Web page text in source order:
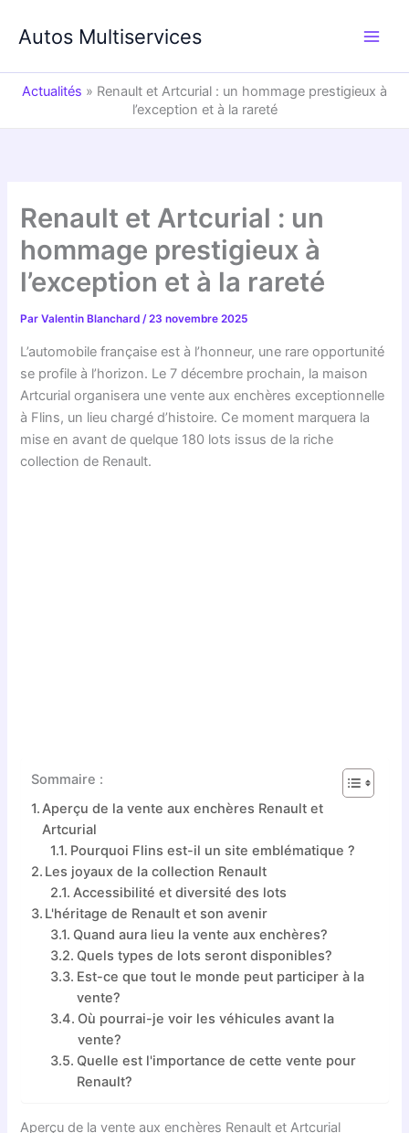
Autos Multiservices
Actualités » Renault et Artcurial : un hommage prestigieux à
l’exception et à la rareté
Renault et Artcurial : un
hommage prestigieux à
l’exception et à la rareté
ParValentin Blanchard/23 novembre 2025
L’automobile française est à l’honneur, une rare opportunité
se profile à l’horizon. Le 7 décembre prochain, la maison
Artcurial organisera une vente aux enchères exceptionnelle
à Flins, un lieu chargé d’histoire. Ce moment marquera la
mise en avant de quelque 180 lots issus de la riche
collection de Renault.
Sommaire :
Aperçu de la vente aux enchères Renault et
Artcurial
Pourquoi Flins est-il un site emblématique ?
Les joyaux de la collection Renault
Accessibilité et diversité des lots
L'héritage de Renault et son avenir
Quand aura lieu la vente aux enchères?
Quels types de lots seront disponibles?
Est-ce que tout le monde peut participer à la
vente?
Où pourrai-je voir les véhicules avant la
vente?
Quelle est l'importance de cette vente pour
Renault?
Aperçu de la vente aux enchères Renault et Artcurial